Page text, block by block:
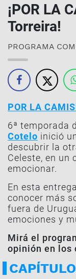
¡POR LA
Torreira!
PROGRAMA
POR LA
6ª temporada
Cotelo inició
descubrir la
Celeste, en un
emocionar.
En esta
conocer más
fuera de
emociones y
Mirá el
opinión en los
PROGRAMA